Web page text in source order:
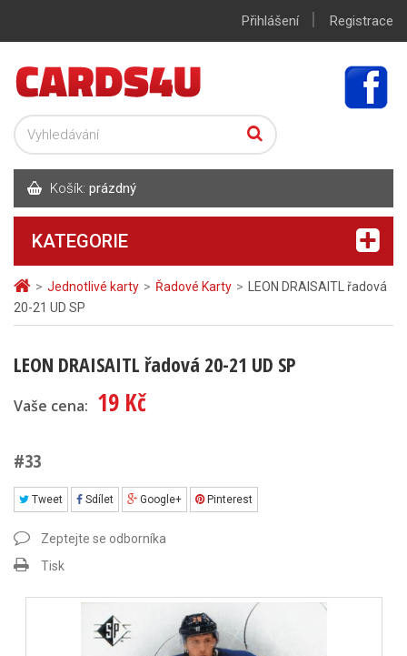
> Jednotlivé karty > Řadové Karty >
LEON DRAISAITL řadová
20-21 UD SP
LEON DRAISAITL řadová 20-21 UD SP
Vaše cena: 19 Kč
#33
Tweet Sdílet Google+ Pinterest
Zeptejte se odborníka
Tisk
Přihlášení | Registrace
Košík: prázdný
KATEGORIE